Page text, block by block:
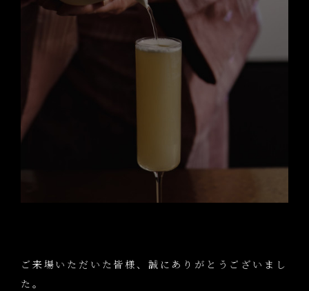
ご来場いただいた皆様、誠にありがとうございまし
た。